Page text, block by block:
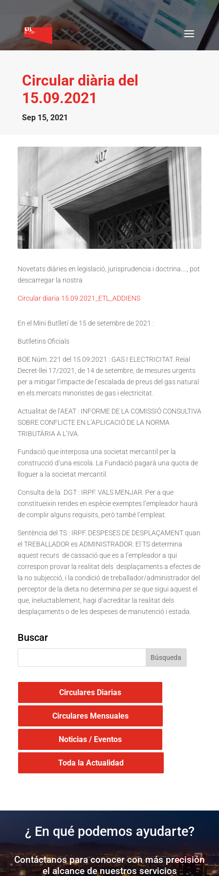
Circular diària del
15.09.2021
Sep 15, 2021
Novetats diàries en legislació, jurisprudencia i doctrina…., pot
descarregar la nostra
Circular diaria 15.09.2021_ETL_ADDIENS
En el Mini Butlletí de 15 de setembre de 2021 :
Butlletins Oficials
BOE Núm. 221 del 15.09.2021 : GAS I ELECTRICITAT. Reial
Decret-llei 17/2021, de 14 de setembre, de mesures urgents
per a mitigar l’impacte de l’escalada de preus del gas natural
en els mercats minoristes de gas i electricitat.
Actualitat de l’AEAT : INFORME DE LA COMISSIÓ CONSULTIVA
SOBRE CONFLICTE EN L’APLICACIÓ DE LA NORMA
TRIBUTÀRIA A L’IVA.
Fundació que interposa una societat mercantil per la
construcció d’una escola. La Fundació pagarà una quota de
lloguer a la societat mercantil.
Consulta de la DGT : IRPF. VALS MENJAR. Per a que
constitueixin rendes en espècie exemptes l’empleador haurà
de complir alguns requisits, però també l’empleat.
Sentència del TS : IRPF. DESPESES DE DESPLAÇAMENT quan
el TREBALLADOR es ADMINISTRADOR. El TS determina
aquest recurs de cassació que es a l’empleador a qui
correspon provar la realitat dels desplaçaments a efectes de
la no subjecció, i la condició de treballador/administrador del
perceptor de la dieta no determina per seque sigui aquest el
que, ineluctablement, hagi d’acreditar la realitat dels
desplaçaments o de les despeses de manutenció i estada.
Buscar
Circulares Diarias
Circulares Mensuales
Noticias / Eventos
Toda la Actualidad
¿ En qué podemos ayudarte?
Contáctanos para conocer con más precisión
el alcance de nuestros servicios